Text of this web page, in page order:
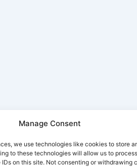
Manage Consent
we use technologies like cookies to store
to these technologies will allow us to
on this site. Not consenting or withdrawing